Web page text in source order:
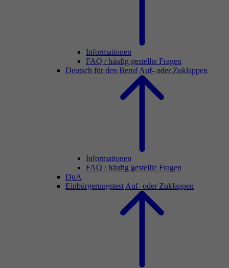
Informationen
FAQ / häufig gestellte Fragen
Deutsch für den Beruf Auf- oder Zuklappen
Informationen
FAQ / häufig gestellte Fragen
DuA
Einbürgerungstest Auf- oder Zuklappen